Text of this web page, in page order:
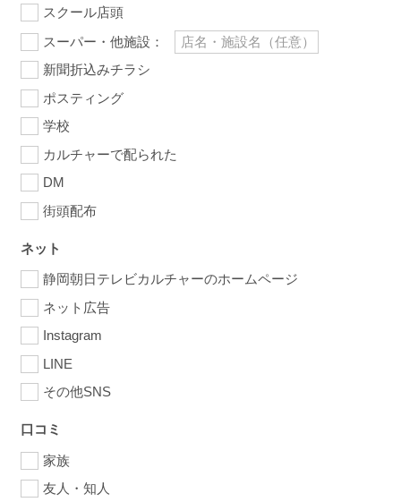
スクール店頭
スーパー・他施設：
新聞折込みチラシ
ポスティング
学校
カルチャーで配られた
DM
街頭配布
ネット
静岡朝日テレビカルチャーのホームページ
ネット広告
Instagram
LINE
その他SNS
口コミ
家族
友人・知人